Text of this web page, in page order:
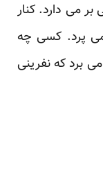
می دارد. کنار
پرد. کسی چه
برد که نفرینی